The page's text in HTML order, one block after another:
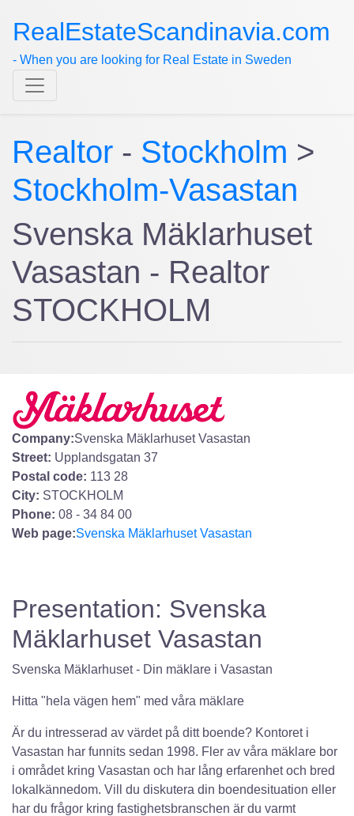
RealEstateScandinavia.com
- When you are looking for Real Estate in Sweden
Realtor - Stockholm >
Stockholm-Vasastan
Svenska Mäklarhuset
Vasastan - Realtor
STOCKHOLM
Company:Svenska Mäklarhuset Vasastan
Street: Upplandsgatan 37
Postal code: 113 28
City: STOCKHOLM
Phone: 08 - 34 84 00
Web page:Svenska Mäklarhuset Vasastan
Presentation: Svenska
Mäklarhuset Vasastan
Svenska Mäklarhuset - Din mäklare i Vasastan
Hitta "hela vägen hem" med våra mäklare
Är du intresserad av värdet på ditt boende? Kontoret i
Vasastan har funnits sedan 1998. Fler av våra mäklare bor
i området kring Vasastan och har lång erfarenhet och bred
lokalkännedom. Vill du diskutera din boendesituation eller
har du frågor kring fastighetsbranschen är du varmt